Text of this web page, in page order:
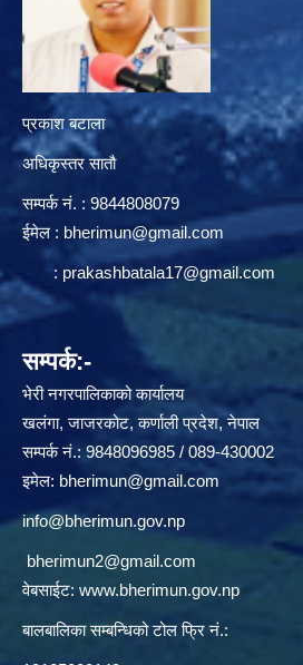
प्रकाश बटाला
अधिकृस्तर सातौ
सम्पर्क न‌ं. : 9844808079
ईमेल : bherimun@gmail.com
: prakashbatala17@gmail.com
सम्पर्क:-
भेरी नगरपालिकाको कार्यालय
खलंगा, जाजरकोट, कर्णाली प्रदेश, नेपाल
सम्पर्क नं.: 9848096985 / 089-430002
इमेल: bherimun@gmail.com
info@bherimun.gov.np
bherimun2@gmail.com
वेबसाईट: www.bherimun.gov.np
बालबालिका सम्बन्धिको टोल फ्रि नं.: